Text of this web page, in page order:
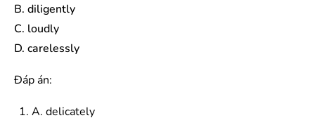
B. diligently
C. loudly
D. carelessly
Đáp án:
A. delicately